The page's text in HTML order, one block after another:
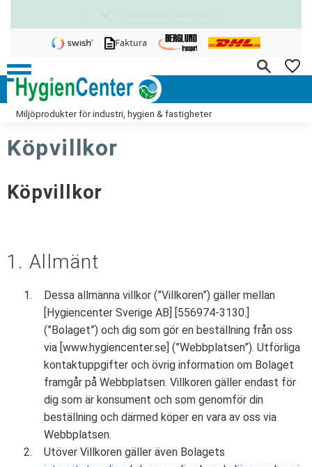
Meny
Faktura
Miljöprodukter för industri, hygien & fastigheter
Köpvillkor
Köpvillkor
1. Allmänt
Dessa allmänna villkor (”Villkoren”) gäller mellan
[Hygiencenter Sverige AB] [556974-3130.]
(”Bolaget”) och dig som gör en beställning från oss
via [www.hygiencenter.se] (”Webbplatsen”). Utförliga
kontaktuppgifter och övrig information om Bolaget
framgår på Webbplatsen. Villkoren gäller endast för
dig som är konsument och som genomför din
beställning och därmed köper en vara av oss via
Webbplatsen.
Utöver Villkoren gäller även Bolagets